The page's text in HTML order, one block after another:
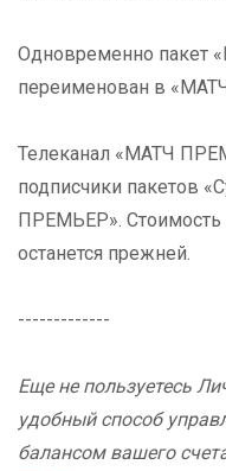
Одновременно пакет
переименован в
Телеканал «МАТЧ
подписчики пакетов
ПРЕМЬЕР». Стоимость
останется прежней.
-------------
Еще не пользуетесь
удобный способ
балансом вашего